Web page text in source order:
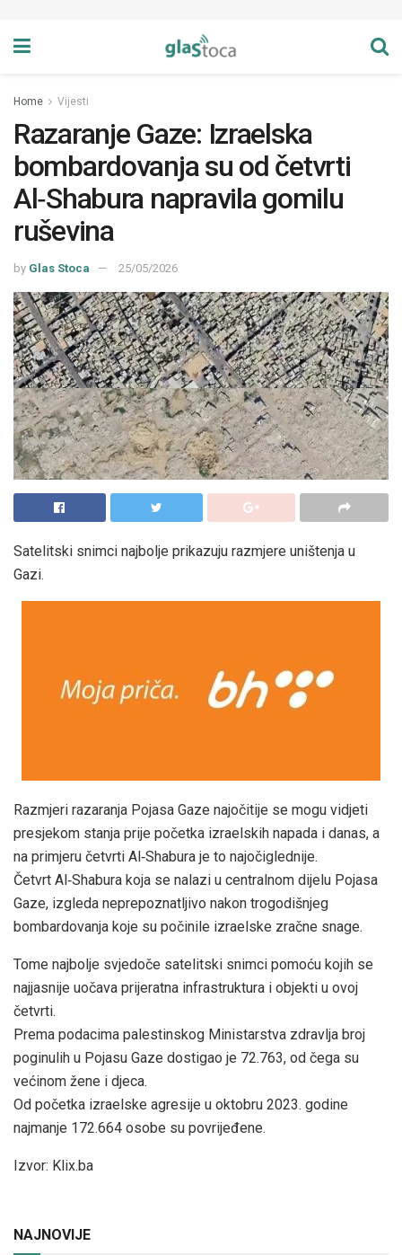
Home Vijesti
Razaranje Gaze: Izraelska
bombardovanja su od četvrti
Al‑Shabura napravila gomilu
ruševina
by Glas Stoca 25/05/2026
Satelitski snimci najbolje prikazuju razmjere uništenja u
Gazi.
Razmjeri razaranja Pojasa Gaze najočitije se mogu vidjeti
presjekom stanja prije početka izraelskih napada i danas, a
na primjeru četvrti Al‑Shabura je to najočiglednije.
Četvrt Al‑Shabura koja se nalazi u centralnom dijelu Pojasa
Gaze, izgleda neprepoznatljivo nakon trogodišnjeg
bombardovanja koje su počinile izraelske zračne snage.
Tome najbolje svjedoče satelitski snimci pomoću kojih se
najjasnije uočava prijeratna infrastruktura i objekti u ovoj
četvrti.
Prema podacima palestinskog Ministarstva zdravlja broj
poginulih u Pojasu Gaze dostigao je 72.763, od čega su
većinom žene i djeca.
Od početka izraelske agresije u oktobru 2023. godine
najmanje 172.664 osobe su povrijeđene.
Izvor: Klix.ba
NAJNOVIJE